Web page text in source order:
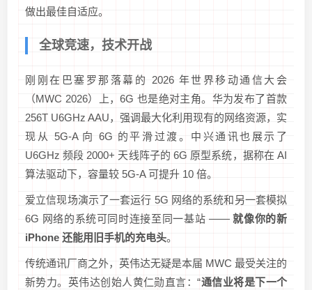
做出最佳自适应。
全球竞速，技术开战
刚刚在巴塞罗那落幕的 2026 年世界移动通信大会
（MWC 2026）上，6G 也是绝对主角。华为发布了首款
256T U6GHz AAU，强调最大化利用现有的网络资源，实
现从 5G-A 向 6G 的平滑过渡。中兴通讯也展示了
U6GHz 频段 2000+ 天线阵子的 6G 原型系统，据称在 AI
算法驱动下，容量较 5G-A 可提升 10 倍。
爱立信现场演示了一套运行 5G 网络的系统和另一套模拟
6G 网络的系统可同时连接至同一基站 ——就像你的新
iPhone 还能用旧手机的充电头。
传统通讯厂商之外，英伟达无疑是本届 MWC 最受关注的
新势力。英伟达创始人黄仁勋直言：“通信业将是下一个